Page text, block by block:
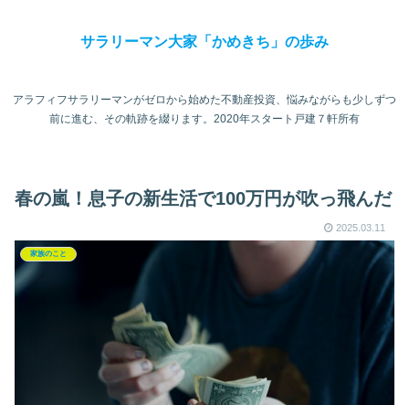
サラリーマン大家「かめきち」の歩み
アラフィフサラリーマンがゼロから始めた不動産投資、悩みながらも少しずつ
前に進む、その軌跡を綴ります。2020年スタート戸建７軒所有
春の嵐！息子の新生活で100万円が吹っ飛んだ
2025.03.11
家族のこと